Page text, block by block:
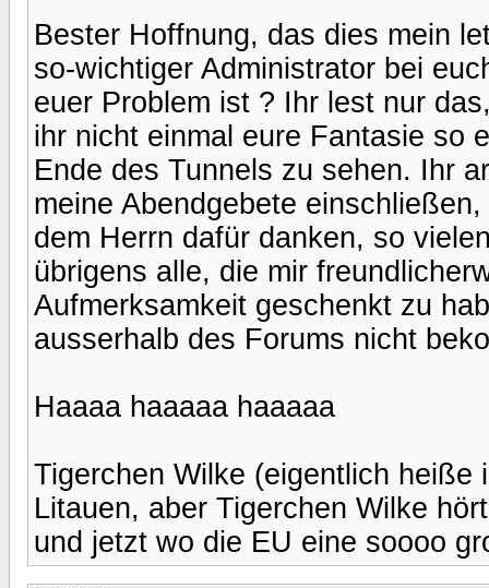
Bester Hoffnung, das dies mein
so-wichtiger Administrator bei
euer Problem ist ? Ihr lest nur
ihr nicht einmal eure Fantasie so
Ende des Tunnels zu sehen. Ihr
meine Abendgebete
dem Herrn dafür danken, so
übrigens alle, die mir
Aufmerksamkeit geschenkt zu
ausserhalb des Forums nicht
Haaaa haaaaa haaaaa
Tigerchen Wilke (eigentlich
Litauen, aber Tigerchen Wilke
und jetzt wo die EU eine soooo